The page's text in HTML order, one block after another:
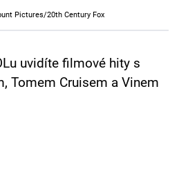
Pictures/20th Century Fox
uvidíte filmové hity s
Tomem Cruisem a Vinem